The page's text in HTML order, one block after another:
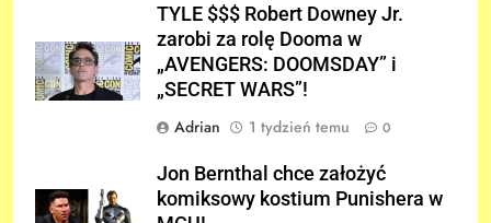
TYLE $$$ Robert Downey Jr.
zarobi za rolę Dooma w
„AVENGERS: DOOMSDAY” i
„SECRET WARS”!
Adrian
1 tydzień temu 0
Jon Bernthal chce założyć
komiksowy kostium Punishera w